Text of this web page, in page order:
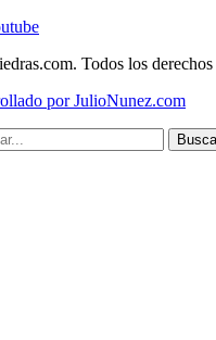
Todos los derechos
por JulioNunez.com